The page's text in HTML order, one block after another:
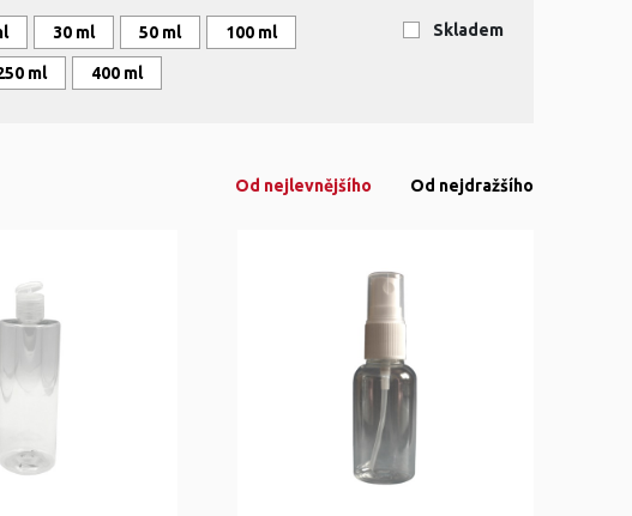
30 ml 50 ml 100 ml
ml 400 ml
Skladem
Od nejlevnějšího Od nejdražšího